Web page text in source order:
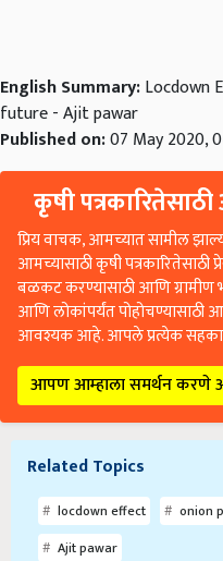
English Summary:Locdown
future - Ajit pawar
Published on:07 May 2020,
कृषी
प्रिय वाचक, आमच्यात सामील
आमच्यासाठी कृषी
बळकट करण्यासाठी आणि
आणि लोकांपर्यंत पोहोचण्यासाठी
आवश्यक आहे. आपले प्रत्येक
आपण आम्हाला समर्थन
Related Topics
locdown effect
onion
Ajit pawar